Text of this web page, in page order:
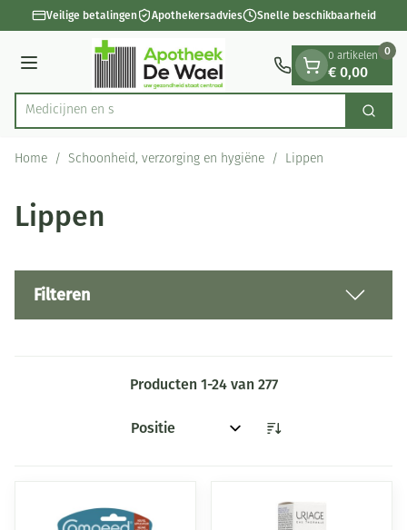
Ga naar de inhoud
1 van 1Veilige betalingen Apothekersadvies Snelle beschikbaarheid
Menu
Product, merk, categorie... Zoek
0 artikelen
€ 0,00
0
Home / Schoonheid, verzorging en hygiëne / Lippen
Lippen
Filteren
Producten 1-24van 277
Sorteer op: